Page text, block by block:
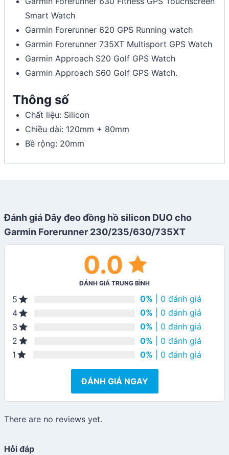
Smart Watch
Garmin Forerunner 620 GPS Running watch
Garmin Forerunner 735XT Multisport GPS Watch
Garmin Approach S20 Golf GPS Watch
Garmin Approach S60 Golf GPS Watch.
Thông số
Chất liệu: Silicon
Chiều dài: 120mm + 80mm
Bề rộng: 20mm
Đánh giá Dây đeo đồng hồ silicon DUO cho
Garmin Forerunner 230/235/630/735XT
0.0
ĐÁNH GIÁ TRUNG BÌNH
5 0% | 0 đánh giá
4
0% | 0 đánh giá
3
0% | 0 đánh giá
2
0% | 0 đánh giá
1
0% | 0 đánh giá
ĐÁNH GIÁ NGAY
There are no reviews yet.
Hỏi đáp